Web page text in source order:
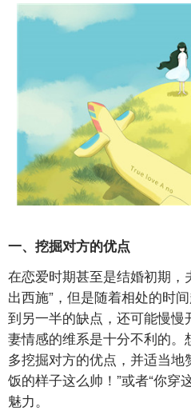
一、挖掘对方的优点
在恋爱时期甚至是结婚初期，
出西施”，但是随着相处的时
到另一半的缺点，还可能慢
妻情感的维系是十分不利的
多挖掘对方的优点，并适当地
饭的样子这么帅！”或者“你穿
魅力。